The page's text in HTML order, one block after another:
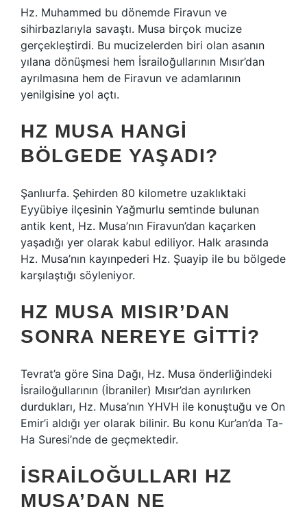
Hz. Muhammed bu dönemde Firavun ve
sihirbazlarıyla savaştı. Musa birçok mucize
gerçekleştirdi. Bu mucizelerden biri olan asanın
yılana dönüşmesi hem İsrailoğullarının Mısır’dan
ayrılmasına hem de Firavun ve adamlarının
yenilgisine yol açtı.
HZ MUSA HANGI
BÖLGEDE YAŞADI?
Şanlıurfa. Şehirden 80 kilometre uzaklıktaki
Eyyübiye ilçesinin Yağmurlu semtinde bulunan
antik kent, Hz. Musa’nın Firavun’dan kaçarken
yaşadığı yer olarak kabul ediliyor. Halk arasında
Hz. Musa’nın kayınpederi Hz. Şuayip ile bu bölgede
karşılaştığı söyleniyor.
HZ MUSA MISIR’DAN
SONRA NEREYE GITTI?
Tevrat’a göre Sina Dağı, Hz. Musa önderliğindeki
İsrailoğullarının (İbraniler) Mısır’dan ayrılırken
durdukları, Hz. Musa’nın YHVH ile konuştuğu ve On
Emir’i aldığı yer olarak bilinir. Bu konu Kur’an’da Ta-
Ha Suresi’nde de geçmektedir.
İSRAILOĞULLARI HZ
MUSA’DAN NE